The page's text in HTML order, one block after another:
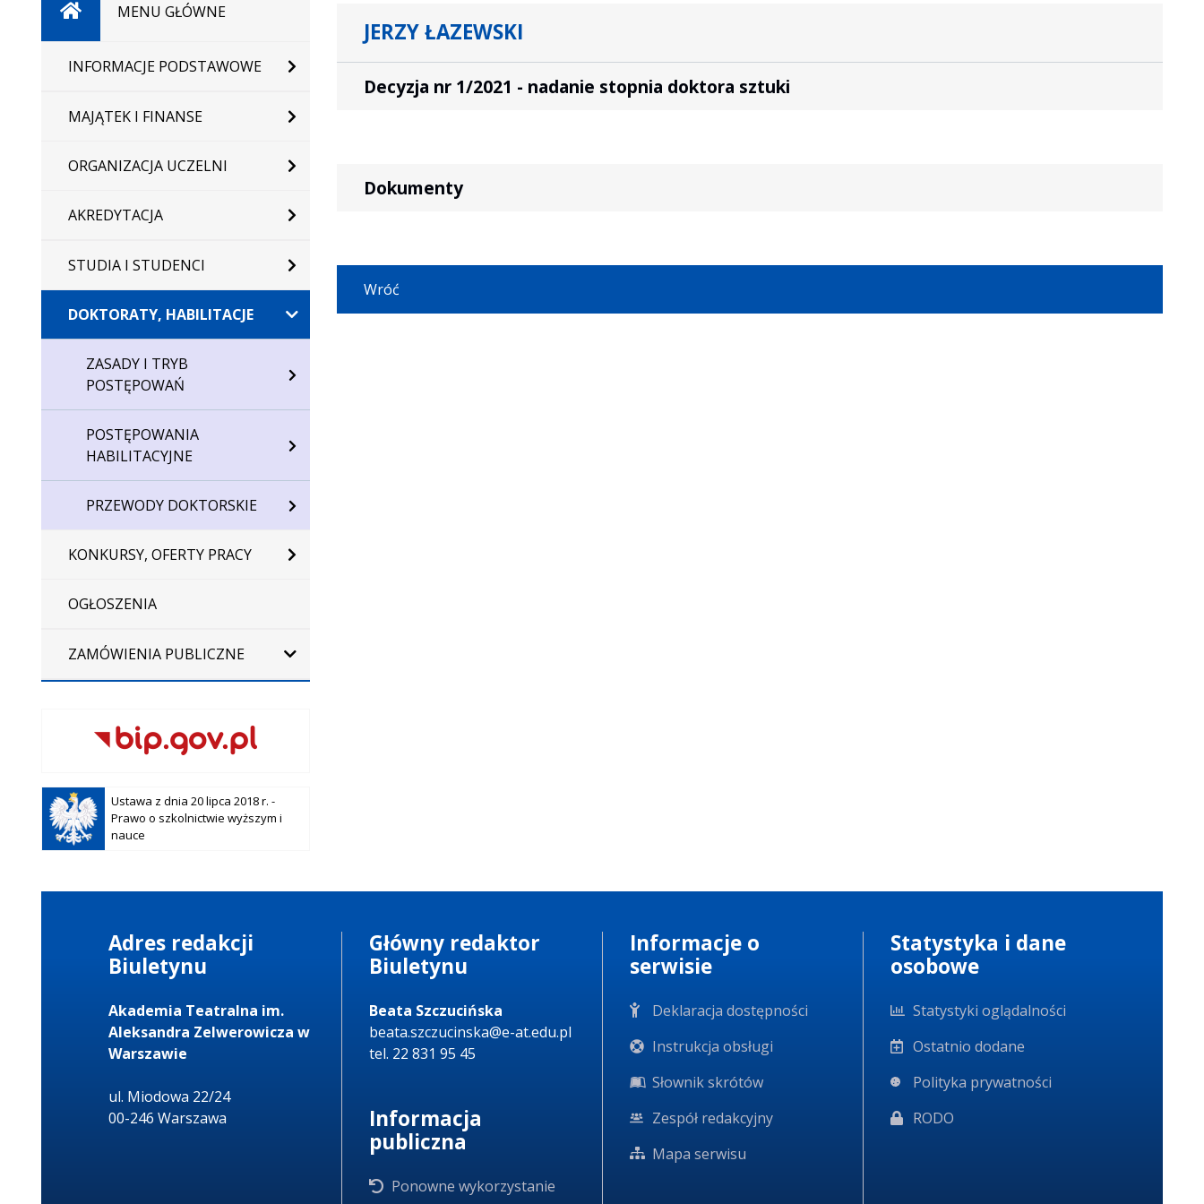
StronaMENU GŁÓWNE
INFORMACJE PODSTAWOWE
MAJĄTEK I FINANSE
ORGANIZACJA UCZELNI
AKREDYTACJA
STUDIA I STUDENCI
DOKTORATY, HABILITACJE
ZASADY I TRYB
POSTĘPOWAŃ
POSTĘPOWANIA
HABILITACYJNE
PRZEWODY DOKTORSKIE
KONKURSY, OFERTY PRACY
OGŁOSZENIA
ZAMÓWIENIA PUBLICZNE
Ustawa z dnia 20 lipca 2018 r. -
Prawo o szkolnictwie wyższym i
nauce
Otwiera
się w
nowej
karcie
JERZY ŁAZEWSKI
Decyzja nr 1/2021 - nadanie stopnia doktora sztuki
Dokumenty
Wróć
Adres redakcji
Biuletynu
Akademia Teatralna im.
Aleksandra Zelwerowicza w
Warszawie
ul. Miodowa 22/24
00-246 Warszawa
Główny redaktor
Biuletynu
Beata Szczucińska
beata.szczucinska@e-at.edu.pl
tel. 22 831 95 45
Informacja
publiczna
Ponowne wykorzystanie
Informacje o
serwisie
Deklaracja dostępności
Instrukcja obsługi
Słownik skrótów
Zespół redakcyjny
Mapa serwisu
Statystyka i dane
osobowe
Statystyki oglądalności
Ostatnio dodane
Polityka prywatności
RODO